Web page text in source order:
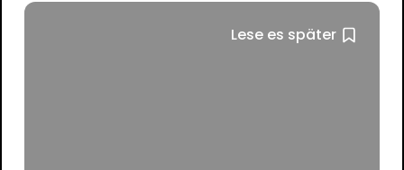
Lese es später